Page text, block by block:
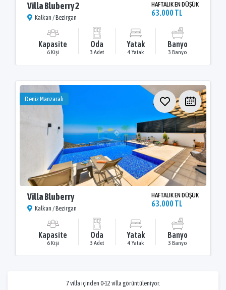
Villa Bluberry 2
Kalkan / Bezirgan
HAFTALIK EN DÜŞÜK
63.000 TL
Kapasite
6 Kişi
Oda
3 Adet
Yatak
4 Yatak
Banyo
3 Banyo
Deniz Manzaralı
Villa Bluberry
Kalkan / Bezirgan
HAFTALIK EN DÜŞÜK
63.000 TL
Kapasite
6 Kişi
Oda
3 Adet
Yatak
4 Yatak
Banyo
3 Banyo
7 villa içinden 0-12 villa görüntüleniyor.